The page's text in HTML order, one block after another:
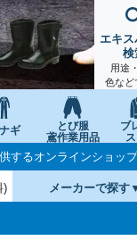
エキス
検
用途
色など
ギ
とび服
鳶作業用品
ブ
るオンラインショップ
) メーカーで探す